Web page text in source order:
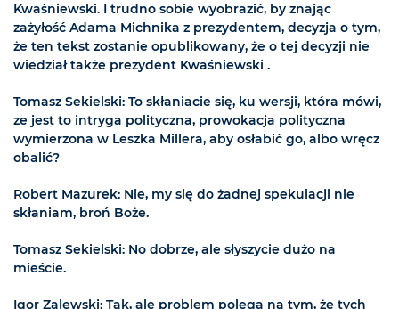
Kwaśniewski. I trudno sobie wyobrazić, by znając
zażyłość Adama Michnika z prezydentem, decyzja o tym,
że ten tekst zostanie opublikowany, że o tej decyzji nie
wiedział także prezydent Kwaśniewski .
Tomasz Sekielski: To skłaniacie się, ku wersji, która mówi,
ze jest to intryga polityczna, prowokacja polityczna
wymierzona w Leszka Millera, aby osłabić go, albo wręcz
obalić?
Robert Mazurek: Nie, my się do żadnej spekulacji nie
skłaniam, broń Boże.
Tomasz Sekielski: No dobrze, ale słyszycie dużo na
mieście.
Igor Zalewski: Tak, ale problem polega na tym, że tych